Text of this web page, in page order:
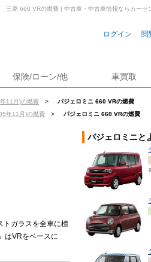
ログイン 閲
保険/ローン/他 車買取
11月)の燃費 >
パジェロミニ 660 VRの燃費
年11月)の燃費 > パジェロミニ 660 VRの燃費
三菱 660 VRの燃費 | 中古車・中古車情報ならカーセ
トガラスを全車に標
はVRをベースに
パジェロミニと